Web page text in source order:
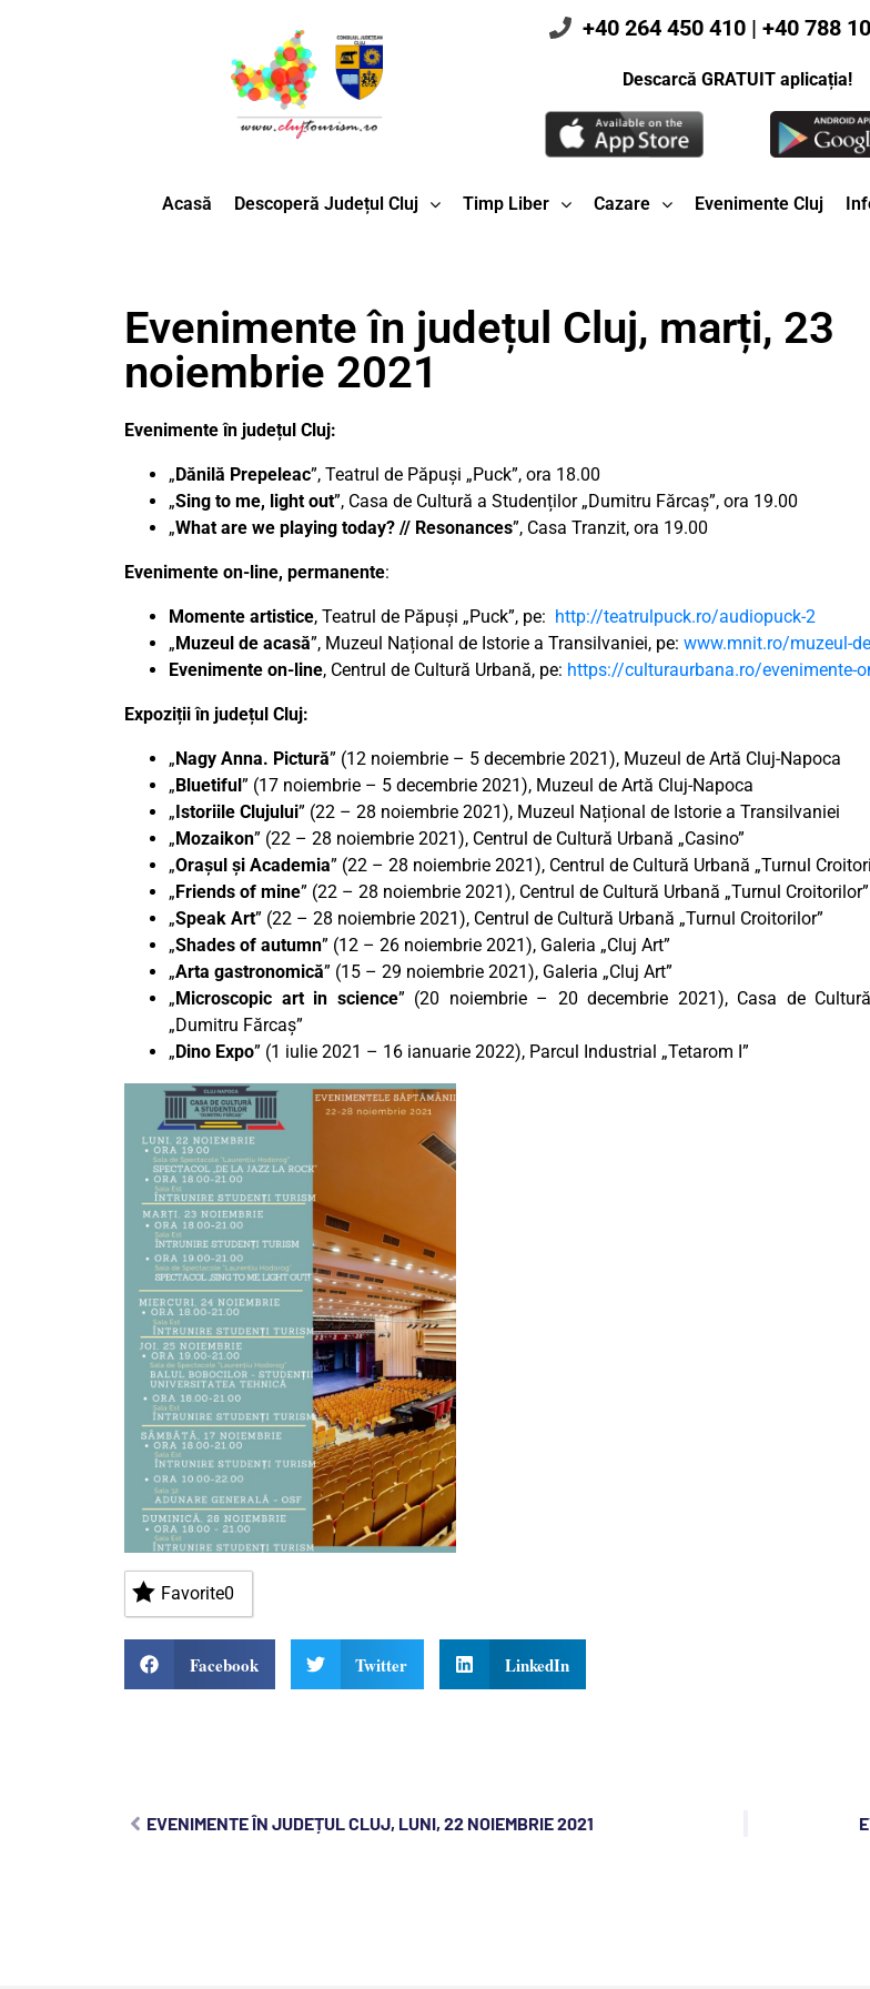
+40 264 450 410 | +40 788
Descarcă GRATUIT aplicația!
Acasă Descoperă Județul Cluj Timp Liber Cazare Evenimente Cluj
Evenimente în județul Cluj, marți, 23
noiembrie 2021
Evenimente în județul Cluj:
„ Dănilă Prepeleac”, Teatrul de Păpuși „Puck”, ora 18.00
„Sing to me, light out”, Casa de Cultură a Studenților „Dumitru Fărcaș”, ora 19.00
„What are we playing today? // Resonances”, Casa Tranzit, ora 19.00
Evenimente on-line, permanente:
Momente artistice, Teatrul de Păpuși „Puck”, pe: http://teatrulpuck.ro/audiopuck-2
„ Muzeul de acasă”, Muzeul Național de Istorie a Transilvaniei, pe: www.mnit.ro/muzeul-
Evenimente on-line, Centrul de Cultură Urbană, pe: https://culturaurbana.ro/evenimente-
Expoziții în județul Cluj:
„ Nagy Anna. Pictură” (12 noiembrie – 5 decembrie 2021), Muzeul de Artă Cluj-Napoca
„ Bluetiful ” (17 noiembrie – 5 decembrie 2021), Muzeul de Artă Cluj-Napoca
„ Istoriile Clujului” (22 – 28 noiembrie 2021), Muzeul Național de Istorie a Transilvaniei
„ Mozaikon” (22 – 28 noiembrie 2021), Centrul de Cultură Urbană „Casino”
„Orașul și Academia” (22 – 28 noiembrie 2021), Centrul de Cultură Urbană „Turnul
„ Friends of mine” (22 – 28 noiembrie 2021), Centrul de Cultură Urbană „Turnul Croitorilor”
„Speak Art” (22 – 28 noiembrie 2021), Centrul de Cultură Urbană „Turnul Croitorilor”
„Shades of autumn” (12 – 26 noiembrie 2021), Galeria „Cluj Art”
„Arta gastronomică” (15 – 29 noiembrie 2021), Galeria „Cluj Art”
„ Microscopic art in science” (20 noiembrie – 20 decembrie 2021), Casa de
„Dumitru Fărcaș”
„ Dino Expo” (1 iulie 2021 – 16 ianuarie 2022), Parcul Industrial „Tetarom I”
Favorite0
Facebook Twitter LinkedIn
EVENIMENTE ÎN JUDEȚUL CLUJ, LUNI, 22 NOIEMBRIE 2021